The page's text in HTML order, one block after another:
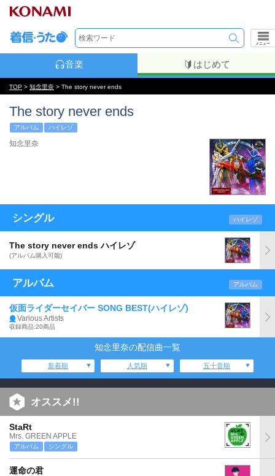
メニュー
音楽 はじめて
TOP > 知念里奈 > The story never ends
The story never ends
アルバム ハイレゾ
知念里奈
シングル ハイレゾ
The story never ends ハイレゾ
(アルバム購入可能)
アルバム アルバム
仮面ライダーセイバー SONG BEST(ハイレゾ)
Various Artists
収録商品:20商品
知念里奈の配信曲一覧
新着順 人気順 五十音順
オススメ!!
StaRt
Mrs. GREEN APPLE
アルバム シングル
運命の君